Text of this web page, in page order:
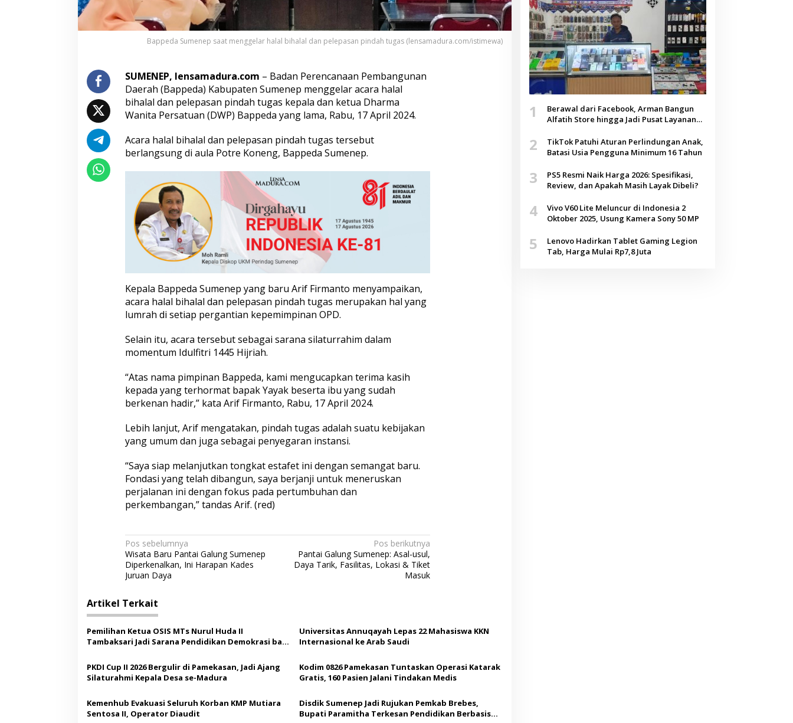
A
r
i
i
r
m
a
n
o
:
S
p
L
a
n
j
u
t
k
a
n
T
o
n
k
a
t
s
a
t
Bappeda Sumenep saat menggelar halal bihalal dan pelepasan pindah tugas (lensamadura.com/istimewa)
SUMENEP, lensamadura.com – Badan Perencanaan Pembangunan
Daerah (Bappeda) Kabupaten Sumenep menggelar acara halal
bihalal dan pelepasan pindah tugas kepala dan ketua Dharma
Wanita Persatuan (DWP) Bappeda yang lama, Rabu, 17 April 2024.
Acara halal bihalal dan pelepasan pindah tugas tersebut
berlangsung di aula Potre Koneng, Bappeda Sumenep.
Kepala Bappeda Sumenep yang baru Arif Firmanto menyampaikan,
acara halal bihalal dan pelepasan pindah tugas merupakan hal yang
lumrah di setiap pergantian kepemimpinan OPD.
Selain itu, acara tersebut sebagai sarana silaturrahim dalam
momentum Idulfitri 1445 Hijriah.
“Atas nama pimpinan Bappeda, kami mengucapkan terima kasih
kepada yang terhormat bapak Yayak beserta ibu yang sudah
berkenan hadir,” kata Arif Firmanto, Rabu, 17 April 2024.
Lebih lanjut, Arif mengatakan, pindah tugas adalah suatu kebijakan
yang umum dan juga sebagai penyegaran instansi.
“Saya siap melanjutkan tongkat estafet ini dengan semangat baru.
Fondasi yang telah dibangun, saya berjanji untuk meneruskan
perjalanan ini dengan fokus pada pertumbuhan dan
perkembangan,” tandas Arif. (red)
N
a
v
i
g
a
s
i
p
o
s
Pos sebelumnya
Wisata Baru Pantai Galung Sumenep
Diperkenalkan, Ini Harapan Kades
Juruan Daya
Pos berikutnya
Pantai Galung Sumenep: Asal-usul,
Daya Tarik, Fasilitas, Lokasi & Tiket
Masuk
Artikel Terkait
Pemilihan Ketua OSIS MTs Nurul Huda II
Tambaksari Jadi Sarana Pendidikan Demokrasi bagi
Universitas Annuqayah Lepas 22 Mahasiswa KKN
Internasional ke Arab Saudi
PKDI Cup II 2026 Bergulir di Pamekasan, Jadi Ajang
Silaturahmi Kepala Desa se-Madura
Kodim 0826 Pamekasan Tuntaskan Operasi Katarak
Gratis, 160 Pasien Jalani Tindakan Medis
Kemenhub Evakuasi Seluruh Korban KMP Mutiara
Sentosa II, Operator Diaudit
Disdik Sumenep Jadi Rujukan Pemkab Brebes,
Bupati Paramitha Terkesan Pendidikan Berbasis
1
Berawal dari Facebook, Arman Bangun
Alfatih Store hingga Jadi Pusat Layanan
2
TikTok Patuhi Aturan Perlindungan Anak,
Batasi Usia Pengguna Minimum 16 Tahun
3
PS5 Resmi Naik Harga 2026: Spesifikasi,
Review, dan Apakah Masih Layak Dibeli?
4
Vivo V60 Lite Meluncur di Indonesia 2
Oktober 2025, Usung Kamera Sony 50 MP
5
Lenovo Hadirkan Tablet Gaming Legion
Tab, Harga Mulai Rp7,8 Juta